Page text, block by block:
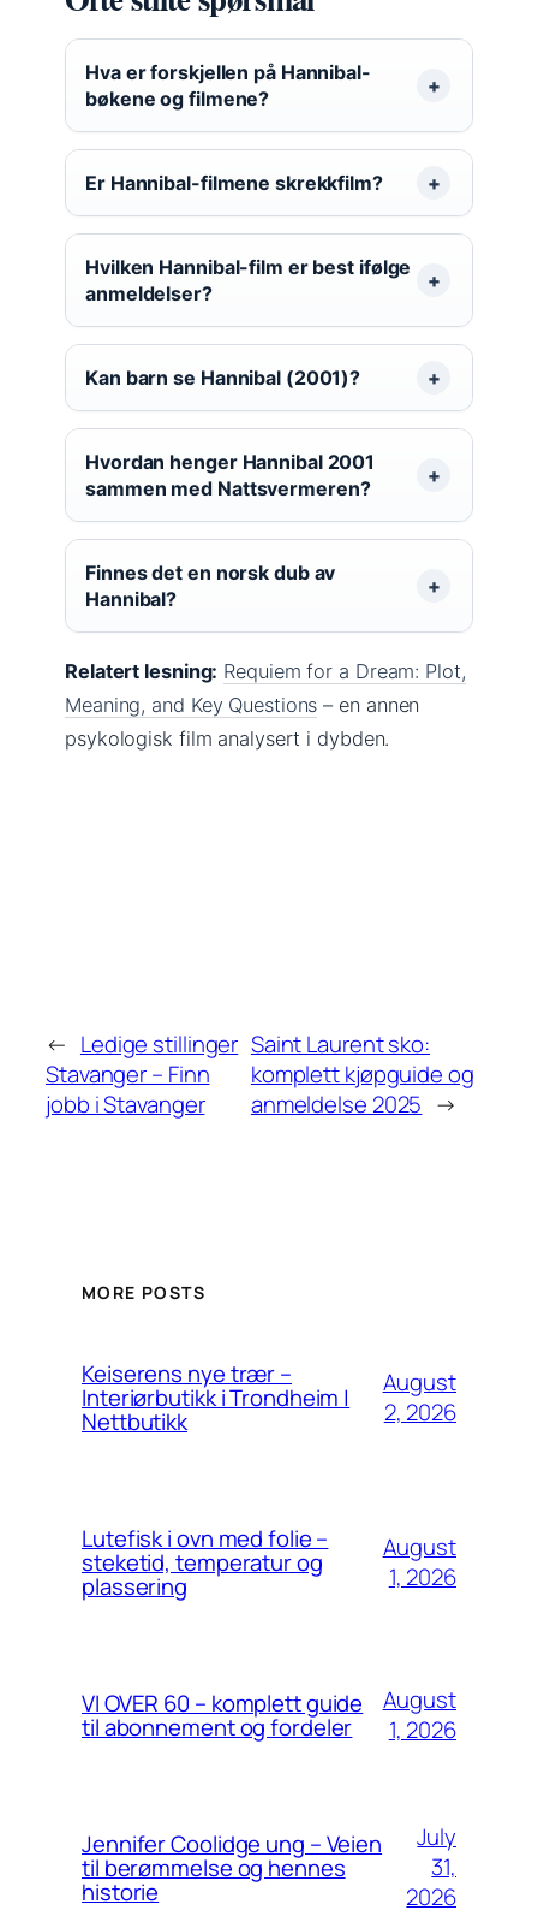
Hva er forskjellen på Hannibal-
bøkene og filmene?
Er Hannibal-filmene skrekkfilm?
Hvilken Hannibal-film er best ifølge
anmeldelser?
Kan barn se Hannibal (2001)?
Hvordan henger Hannibal 2001
sammen med Nattsvermeren?
Finnes det en norsk dub av
Hannibal?
Relatert lesning: Requiem for a Dream: Plot,
Meaning, and Key Questions – en annen
psykologisk film analysert i dybden.
← Ledige stillinger
Stavanger – Finn
jobb i Stavanger
Saint Laurent sko:
komplett kjøpguide og
anmeldelse 2025 →
MORE POSTS
Keiserens nye trær –
Interiørbutikk i Trondheim |
Nettbutikk
August
2, 2026
Lutefisk i ovn med folie –
steketid, temperatur og
plassering
August
1, 2026
VI OVER 60 – komplett guide
til abonnement og fordeler
August
1, 2026
Jennifer Coolidge ung – Veien
til berømmelse og hennes
historie
July
31,
2026